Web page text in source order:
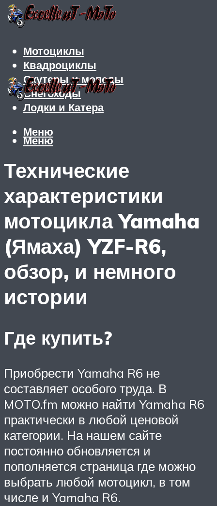
Мотоциклы
Квадроциклы
Скутеры и мопеды
Снегоходы
Лодки и Катера
Меню
Меню
Технические
характеристики
мотоцикла Yamaha
(Ямаха) YZF-R6,
обзор, и немного
истории
Где купить?
Приобрести Yamaha R6 не
составляет особого труда. В
MOTO.fm можно найти Yamaha R6
практически в любой ценовой
категории. На нашем сайте
постоянно обновляется и
пополняется страница где можно
выбрать любой мотоцикл, в том
числе и Yamaha R6.